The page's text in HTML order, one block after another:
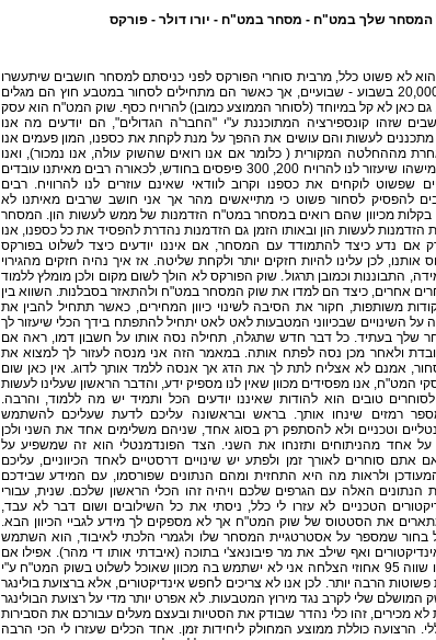
המסחר שלך במט"ח - מסחר במט"ח - יורו דולר - פורקס
לא פשוט כלל, מרבית סוחרי הפורקס לפני כניסתם למסחר חושבים שיתעשרו
בקלות וירוויחו 20,000$ בשבוע - שבועיים, אך כאשר הם מתחילים לסחור במטבע חוץ הם מגלים
כאן לא קל במיוחד (לסוחר הממוצע כמובן) להרויח כסף. שוק המט"ח הוא עסק
שזהו קונספירציה המתוכננת ע"י "החבר'ה הגדולים", הם יודעים מה אנו
לעשות והם עושים את ההפך על מנת לקחת את כספנו, המון פעמים אנו
מההחלטה המקורית ( כלומר אם אנו רואים שהשוק עולה, אנו נמכור), ואנו
מתחילים לחפש מישהו שיעזור לנו להרויח 200, 300 פיפסים בחודש, לכאורה רבים מאיתנו עובדים
שפשוט לוקחים את כספנו וקרוב לוודאי שאינם עוזרים לנו להרוויח. רבים
להפסיק לסחור פשוט כי מתייאשים מהר אך אני חושב שרבים מאיתנו לא
בקלות מכיוון שהם רואים במסחר במט"ח הזדמנות של ממש לעשות הון. המסחר
הזדמנות לעשות הון ובאותו הזמן גם הזדמנות נהדרת להפסיד את כל כספנו, אנו
רק אם נדע כיצד להתמודד עם המסחר, אם איננו יודעים כיצד לשלוט בפורקס
אותנו, לכן עלינו להיות חזקים יותר ולקחת שליטה. אז איך נהיה חזקים מהגירוי
התבוננות וכמובן תרגול. שוק הפורקס לא הולך לשום מקום ולכן מומלץ ללמוד
אחרים, כיצד הם למדו את שוק המסחר במט"ח ולהתאזר בסבלנות. השווא בין
משותפות, חקור את הסיבה לשינוי כיוון המחירים, כאשר תתחיל להבין את
השינויים שבכיווני המטבעות לאט לאט יתחיל להתפתח בידך הכלי שיעזור לך
שלך בעתיד. כל דבר חדש שתגלה, תחילה נסה אותו על חשבון דמו, ראה אם
ולאחר מכן נסה לפתח אותה. במאמר הזה אני מנסה לעזור לך למצוא את
אמנם לא אצליח לתת לך את הדג אך אנסה ללמד אותך לדוג. אין כאן שום
המט"ח, אנו מפסידים מכוון שאין לנו מספיק ידע, והדבר הראשון שעלינו לעשות
טובים הוא להודות שאיננו יודעים הכל ותמיד יש מה ללמוד, והרבה.
רמזים שינחו אותך. בראש ובראשונה עליכם לדעת שעליכם להשתמש
וטכניים ולא להסתפק רק בסוג אחד, שניהם משלימים אחד את השני ולכן
אחד מהניתוחים ותזנחו את השני. הצד הפונדמנטלי הוא זה שמשפיע על
אתם סוחרים לאורך זמן ולפתע יש שינויים דרסטיים לאחד הכיווניים, עליכם
ולראות מה היא התחזית ומהם הנתונים שפורסמו, עם המידע שבידכם
הנתונים האלה עם הגרפים שלכם ויהיה זהו הכלי הראשון שלכם. שנית, עבורי
הטכניים לא עזרו לי כלל, ניסתי את כל השילובים ושום דבר לא עבד,
את הסטטוס של שוק המט"ח אך לא מספקים לך מידע לגביי הכיוון הבא.
שמספר על אסטרטגיית המסחר שלו ולגמרי הלכתי לאיבוד, הוא השתמש
של 12 אינדיקטורים ואף שילב את מר פיבונאצ'י בתוכה (איבדתי אותו די מהר). אפילו אם
האסטרטגייה הזו שווה 95 אחוזי הצלחה אני לא ישתמש בה מכוון שאוכל לשלוט בשוק המט"ח ע"י
הרבה יותר. לכן אנו לא צריכים לחפש אינדיקטורים, אלא ברצועת בולינגר
המושלם שלי לקרב נגד מירוץ המטבעות. לא אפרט יותר מדי על רצועת הבולינגר
מכירים, זהו כלי נהדר שבודק את הסטיות ובעצם מעלים עבורכם את הסבירות
הרצועה כוללת ממוצע המחולק ליחידות זמן. אחד הכלים שעזרו לי הכי הרבה